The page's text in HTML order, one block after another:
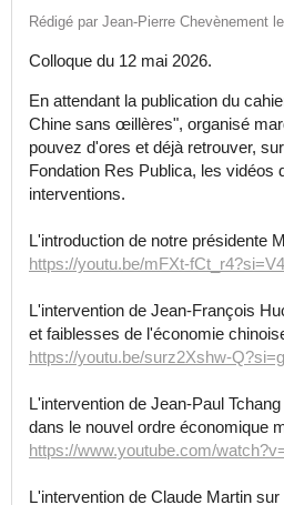
Rédigé par Jean-Pierre Chevènement
Colloque du 12 mai 2026.
En attendant la publication du
Chine sans œillères", organisé
pouvez d'ores et déjà retrouver,
Fondation Res Publica, les vidéos
interventions.
L'introduction de notre présidente
https://youtu.be/mFXt-
L'intervention de Jean-François
et faiblesses de l'économie
https://youtu.be/surz2Xshw-
L'intervention de Jean-Paul
dans le nouvel ordre économique
https://www.youtube.com/
L'intervention de Claude Martin